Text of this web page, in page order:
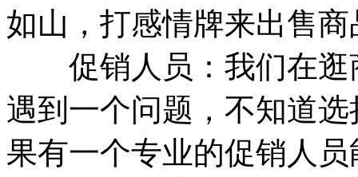
如山，打感情牌来出售商
促销人员：我们在逛
遇到一个问题，不知道
果有一个专业的促销人